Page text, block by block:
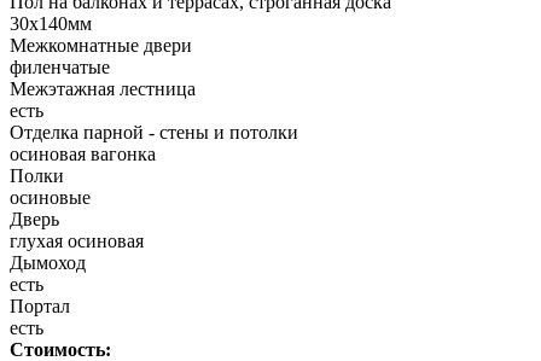
30x140мм
Межкомнатные двери
филенчатые
Межэтажная лестница
есть
Отделка парной - стены и потолки
осиновая вагонка
Полки
осиновые
Дверь
глухая осиновая
Дымоход
есть
Портал
есть
Стоимость: